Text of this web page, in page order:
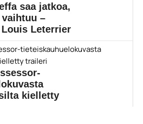
saa jatkoa,
–
Leterrier
jatko-osa
kielletty